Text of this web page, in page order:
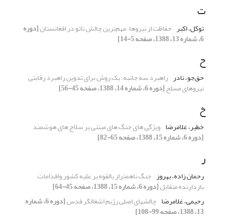
ت
توکل، اکبر حفاظت از نیروها، مهم‌ترین چالش ناتو در افغانستان[دوره
6، شماره 13، 1388، صفحه 5-14]
ح
حق‌جو، نادر راهبرد سه جانبه؛ یک روش برای تدوین راهبرد رقابتی
نیروهای مسلح[دوره 6، شماره 14، 1388، صفحه 45-56]
خ
خطیر، غلامرضا ویژگی های جنگ های مبتنی بر سلاح های هوشمند
[دوره 6، شماره 15، 1388، صفحه 65-82]
ر
رحمان زاده، بهروز جنگ ناهمتراز بالقوه بر علیه کشور واقدامات
بازدارنده متقابل[دوره 6، شماره 15، 1388، صفحه 45-64]
رحیمی، غلامرضا چالشهای اصلی رژیم اشغالگر قدس [دوره 6، شماره
13، 1388، صفحه 99-108]